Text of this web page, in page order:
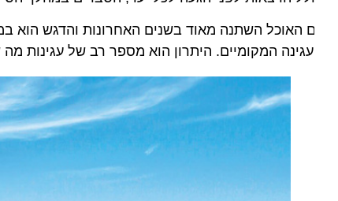
המקומיים. היתרון הוא מספר רב של עגינות מה